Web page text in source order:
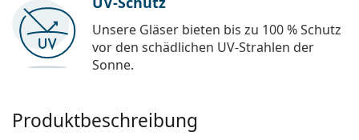
Unsere Gläser bieten bis zu 100 % Schutz
vor den schädlichen UV-Strahlen der
Sonne.
Produktbeschreibung